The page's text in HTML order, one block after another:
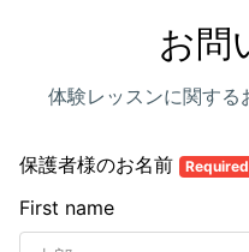
お問
体験レッスンに関する
保護者様のお名前 Required
First name